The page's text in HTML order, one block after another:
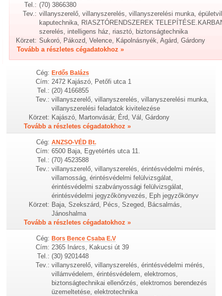
Tel.: (70) 3866380
Tev.: villanyszerelő, villanyszerelés, villanyszerelési munka,
kaputechnika, RIASZTÓRENDSZEREK
szerelés, intelligens ház, riasztó, biztonságtechnika
Körzet: Sukoró, Pákozd, Velence, Kápolnásnyék, Agárd, Gárdony
Tovább a részletes cégadatokhoz »
Cég: Erdős Balázs
Cím: 2472 Kajászó, Petőfi utca 1
Tel.: (20) 4166855
Tev.: villanyszerelő, villanyszerelés, villanyszerelési munka,
villanyszerelési feladatok kivitelezése
Körzet: Kajászó, Martonvásár, Érd, Vál, Gárdony
Tovább a részletes cégadatokhoz »
Cég: ANZSO-VÉD Bt.
Cím: 6500 Baja, Egyetértés utca 11.
Tel.: (70) 4523588
Tev.: villanyszerelő, villanyszerelés, érintésvédelmi mérés,
villamosság, érintésvédelmi felülvizsgálat,
érintésvédelmi szabványossági felülvizsgálat,
érintésvédelmi jegyzőkönyvezés, Eph jegyzőkönyv
Körzet: Baja, Szekszárd, Pécs, Szeged, Bácsalmás,
Jánoshalma
Tovább a részletes cégadatokhoz »
Cég: Bors Bence Csaba E.V
Cím: 2365 Inárcs, Kakucsi út 39
Tel.: (30) 9201448
Tev.: villanyszerelő, villanyszerelés, érintésvédelmi mérés,
villámvédelem, érintésvédelem, elektromos,
biztonságtechnikai ellenőrzés, elektromos berendezés
üzemeltetése, elektrotechnika